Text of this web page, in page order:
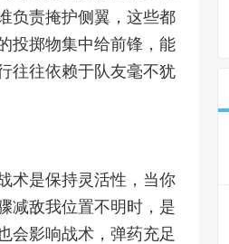
负责掩护侧翼，这些都
投掷物集中给前锋，能
往往依赖于队友毫不犹
术是保持灵活性，当你
减敌我位置不明时，是
会影响战术，弹药充足